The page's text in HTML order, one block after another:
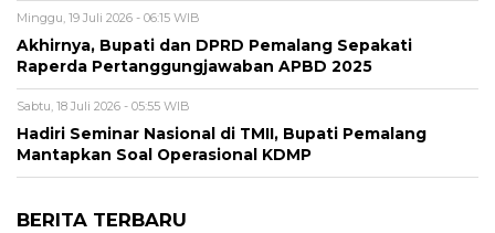
Minggu, 19 Juli 2026 - 06:15 WIB
Akhirnya, Bupati dan DPRD Pemalang Sepakati
Raperda Pertanggungjawaban APBD 2025
Sabtu, 18 Juli 2026 - 05:55 WIB
Hadiri Seminar Nasional di TMII, Bupati Pemalang
Mantapkan Soal Operasional KDMP
BERITA TERBARU